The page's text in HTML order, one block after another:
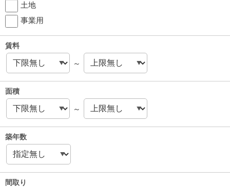
土地
事業用
賃料
～
面積
～
築年数
間取り